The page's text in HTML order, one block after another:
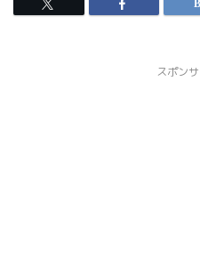
スポン